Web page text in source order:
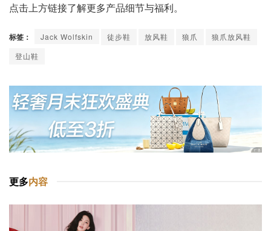
点击上方链接了解更多产品细节与福利。
标签： Jack Wolfskin 徒步鞋 放风鞋 狼爪
狼爪放风鞋
登山鞋
更多内容